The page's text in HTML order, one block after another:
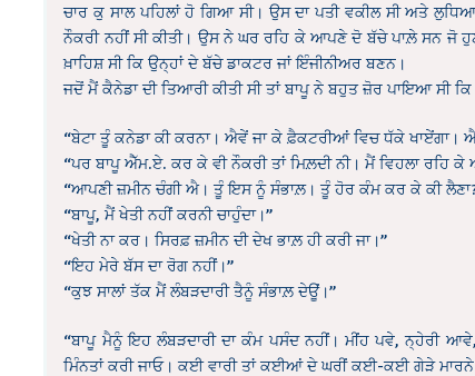
ਚਾਰ ਕੁ ਸਾਲ ਪਹਿਲਾਂ ਹੋ ਗਿਆ ਸੀ। ਉਸ ਦਾ ਪਤੀ ਵਕੀਲ ਸੀ ਅਤੇ
ਨੌਕਰੀ ਨਹੀਂ ਸੀ ਕੀਤੀ। ਉਸ ਨੇ ਘਰ ਰਹਿ ਕੇ ਆਪਣੇ ਦੋ ਬੱਚੇ ਪਾਲ਼ੇ ਸਨ ਜੋ
ਖ਼ਾਹਿਸ਼ ਸੀ ਕਿ ਉਨ੍ਹਾਂ ਦੇ ਬੱਚੇ ਡਾਕਟਰ ਜਾਂ ਇੰਜੀਨੀਅਰ ਬਣਨ।
ਜਦੋਂ ਮੈਂ ਕੈਨੇਡਾ ਦੀ ਤਿਆਰੀ ਕੀਤੀ ਸੀ ਤਾਂ ਬਾਪੂ ਨੇ ਬਹੁਤ ਜ਼ੋਰ ਪਾਇਆ ਸੀ ਕਿ
“ਬੇਟਾ ਤੂੰ ਕਨੇਡਾ ਕੀ ਕਰਨਾ। ਐਵੇਂ ਜਾ ਕੇ ਫ਼ੈਕਟਰੀਆਂ ਵਿਚ ਧੱਕੇ ਖਾਏਂਗਾ।
“ਪਰ ਬਾਪੂ ਐੱਮ.ਏ. ਕਰ ਕੇ ਵੀ ਨੌਕਰੀ ਤਾਂ ਮਿਲ਼ਦੀ ਨੀ। ਮੈਂ ਵਿਹਲਾ
“ਆਪਣੀ ਜ਼ਮੀਨ ਚੰਗੀ ਐ। ਤੂੰ ਇਸ ਨੂੰ ਸੰਭਾਲ਼। ਤੂੰ ਹੋਰ ਕੰਮ ਕਰ ਕੇ ਕੀ
“ਬਾਪੂ, ਮੈਂ ਖੇਤੀ ਨਹੀਂ ਕਰਨੀ ਚਾਹੁੰਦਾ।”
“ਖੇਤੀ ਨਾ ਕਰ। ਸਿਰਫ਼ ਜ਼ਮੀਨ ਦੀ ਦੇਖ ਭਾਲ਼ ਹੀ ਕਰੀ ਜਾ।”
“ਇਹ ਮੇਰੇ ਬੱਸ ਦਾ ਰੋਗ ਨਹੀਂ।”
“ਕੁਝ ਸਾਲਾਂ ਤੱਕ ਮੈਂ ਲੰਬੜਦਾਰੀ ਤੈਨੂੰ ਸੰਭਾਲ਼ ਦੇਊਂ।”
“ਬਾਪੂ ਮੈਨੂੰ ਇਹ ਲੰਬੜਦਾਰੀ ਦਾ ਕੰਮ ਪਸੰਦ ਨਹੀਂ। ਮੀਂਹ ਪਵੇ, ਨ੍ਹੇਰੀ
ਮਿੰਨਤਾਂ ਕਰੀ ਜਾਓ। ਕਈ ਵਾਰੀ ਤਾਂ ਕਈਆਂ ਦੇ ਘਰੀਂ ਕਈ-ਕਈ ਗੇੜੇ